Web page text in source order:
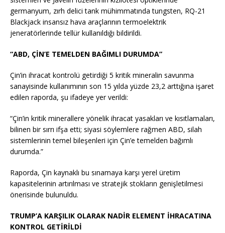
germanyum, zırh delici tank mühimmatında tungsten, RQ-21
Blackjack insansız hava araçlarının termoelektrik
jeneratörlerinde tellür kullanıldığı bildirildi.
“ABD, ÇİN’E TEMELDEN BAĞIMLI DURUMDA”
Çin’in ihracat kontrolü getirdiği 5 kritik mineralin savunma
sanayisinde kullanımının son 15 yılda yüzde 23,2 arttığına işaret
edilen raporda, şu ifadeye yer verildi:
“Çin’in kritik minerallere yönelik ihracat yasakları ve kısıtlamaları,
bilinen bir sırrı ifşa etti; siyasi söylemlere rağmen ABD, silah
sistemlerinin temel bileşenleri için Çin’e temelden bağımlı
durumda.”
Raporda, Çin kaynaklı bu sınamaya karşı yerel üretim
kapasitelerinin artırılması ve stratejik stokların genişletilmesi
önerisinde bulunuldu.
TRUMP’A KARŞILIK OLARAK NADİR ELEMENT İHRACATINA
KONTROL GETİRİLDİ